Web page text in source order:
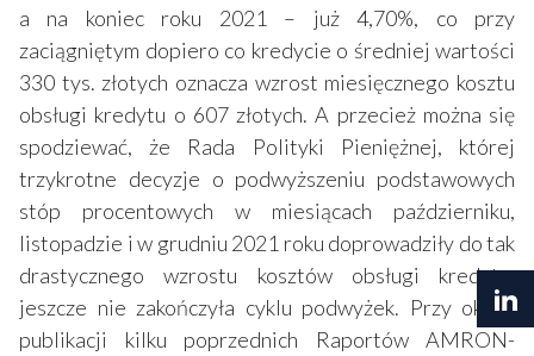
a na koniec roku 2021 – już 4,70%, co przy
zaciągniętym dopiero co kredycie o średniej wartości
330 tys. złotych oznacza wzrost miesięcznego kosztu
obsługi kredytu o 607 złotych. A przecież można się
spodziewać, że Rada Polityki Pieniężnej, której
trzykrotne decyzje o podwyższeniu podstawowych
stóp procentowych w miesiącach październiku,
listopadzie i w grudniu 2021 roku doprowadziły do tak
drastycznego wzrostu kosztów obsługi kredytu,
jeszcze nie zakończyła cyklu podwyżek. Przy okazji
publikacji kilku poprzednich Raportów AMRON-